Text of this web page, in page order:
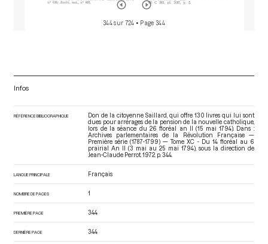
344 sur 724 • Page 344
Infos
RÉFÉRENCE BIBLIOGRAPHIQUE
Don de la citoyenne Saillard, qui offre 130 livres qui lui sont
dues pour arrérages de la pension de la nouvelle catholique,
lors de la séance du 26 floréal an II (15 mai 1794). Dans :
Archives parlementaires de la Révolution Française —
Première série (1787-1799) — Tome XC - Du 14 floréal au 6
prairial An II (3 mai au 25 mai 1794), sous la direction de
Jean-Claude Perrot. 1972. p. 344.
LANGUE PRINCIPALE Français
NOMBRE DE PAGES 1
PREMIÈRE PAGE 344
DERNIÈRE PAGE 344